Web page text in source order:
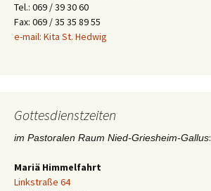
Tel.: 069 / 39 30 60
Fax: 069 / 35 35 89 55
e-mail: Kita St. Hedwig
Gottesdienstzeiten
im Pastoralen Raum Nied-Griesheim-Gallus:
Mariä Himmelfahrt
Linkstraße 64